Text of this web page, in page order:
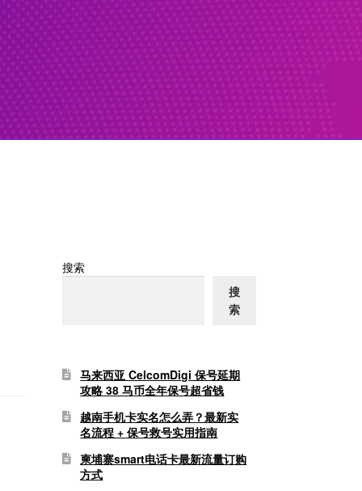
搜索
搜
索
马来西亚 CelcomDigi 保号延期
攻略 38 马币全年保号超省钱
越南手机卡实名怎么弄？最新实
名流程 + 保号救号实用指南
柬埔寨smart电话卡最新流量订购
方式